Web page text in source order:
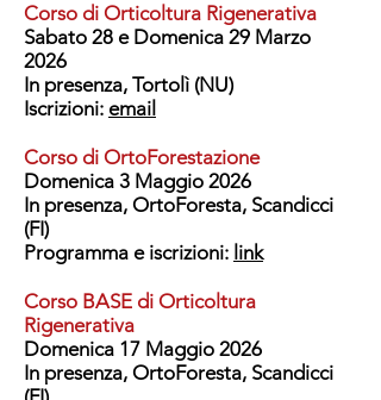
Corso di Orticoltura Rigenerativa
Sabato 28 e Domenica 29 Marzo
2026
In presenza, Tortolì (NU)
Iscrizioni: email
Corso di OrtoForestazione
Domenica 3 Maggio 2026
In presenza, OrtoForesta, Scandicci
(FI)
Programma e iscrizioni: link
Corso BASE di Orticoltura
Rigenerativa
Domenica 17 Maggio 2026
In presenza, OrtoForesta, Scandicci